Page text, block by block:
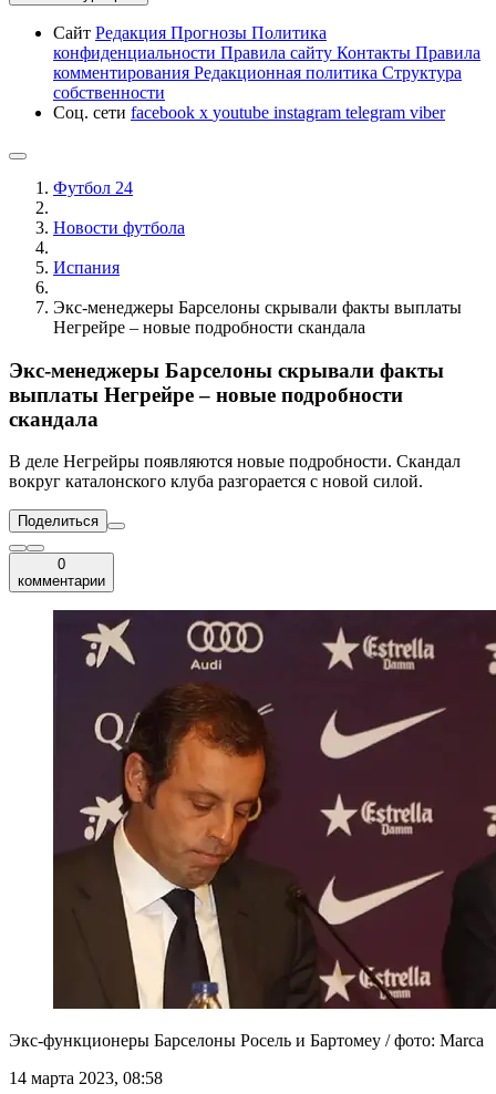
Сайт Редакция Прогнозы Политика
конфиденциальности Правила сайту Контакты Правила
комментирования Редакционная политика Структура
собственности
Соц. сети facebook x youtube instagram telegram viber
Футбол 24
Новости футбола
Испания
Экс-менеджеры Барселоны скрывали факты выплаты
Негрейре – новые подробности скандала
Экс-менеджеры Барселоны скрывали факты
выплаты Негрейре – новые подробности
скандала
В деле Негрейры появляются новые подробности. Скандал
вокруг каталонского клуба разгорается с новой силой.
Поделиться
0
комментарии
Экс-функционеры Барселоны Росель и Бартомеу / фото: Marca
14 марта 2023, 08:58